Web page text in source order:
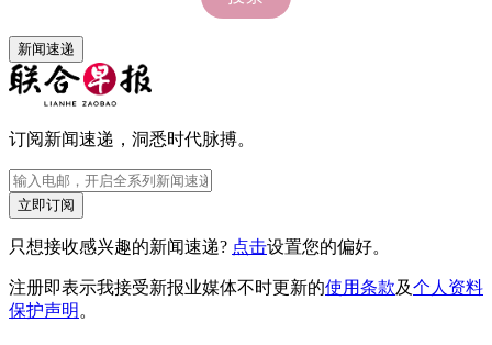
新闻速递
订阅新闻速递，洞悉时代脉搏。
立即订阅
只想接收感兴趣的新闻速递? 点击设置您的偏好。
注册即表示我接受新报业媒体不时更新的使用条款及个人资料
保护声明 。